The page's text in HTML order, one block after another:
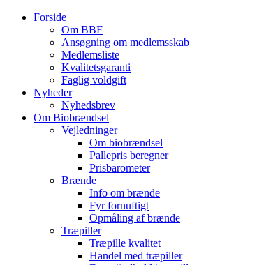
Forside
Om BBF
Ansøgning om medlemsskab
Medlemsliste
Kvalitetsgaranti
Faglig voldgift
Nyheder
Nyhedsbrev
Om Biobrændsel
Vejledninger
Om biobrændsel
Pallepris beregner
Prisbarometer
Brænde
Info om brænde
Fyr fornuftigt
Opmåling af brænde
Træpiller
Træpille kvalitet
Handel med træpiller